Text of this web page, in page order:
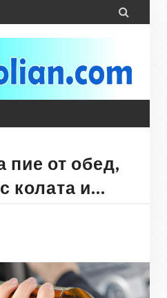

пие от обед,
колата и…